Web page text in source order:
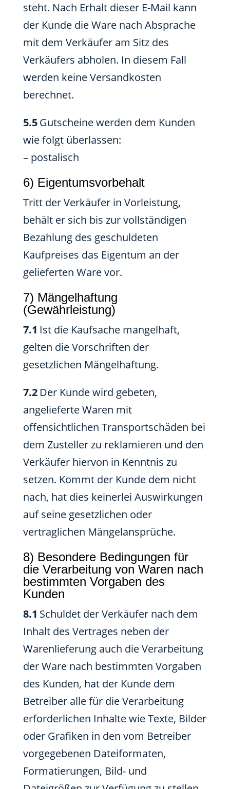
steht. Nach Erhalt dieser E-Mail kann
der Kunde die Ware nach Absprache
mit dem Verkäufer am Sitz des
Verkäufers abholen. In diesem Fall
werden keine Versandkosten
berechnet.
5.5Gutscheine werden dem Kunden
wie folgt überlassen:
– postalisch
6) Eigentumsvorbehalt
Tritt der Verkäufer in Vorleistung,
behält er sich bis zur vollständigen
Bezahlung des geschuldeten
Kaufpreises das Eigentum an der
gelieferten Ware vor.
7) Mängelhaftung
(Gewährleistung)
7.1 Ist die Kaufsache mangelhaft,
gelten die Vorschriften der
gesetzlichen Mängelhaftung.
7.2 Der Kunde wird gebeten,
angelieferte Waren mit
offensichtlichen Transportschäden bei
dem Zusteller zu reklamieren und den
Verkäufer hiervon in Kenntnis zu
setzen. Kommt der Kunde dem nicht
nach, hat dies keinerlei Auswirkungen
auf seine gesetzlichen oder
vertraglichen Mängelansprüche.
8) Besondere Bedingungen für
die Verarbeitung von Waren nach
bestimmten Vorgaben des
Kunden
8.1 Schuldet der Verkäufer nach dem
Inhalt des Vertrages neben der
Warenlieferung auch die Verarbeitung
der Ware nach bestimmten Vorgaben
des Kunden, hat der Kunde dem
Betreiber alle für die Verarbeitung
erforderlichen Inhalte wie Texte, Bilder
oder Grafiken in den vom Betreiber
vorgegebenen Dateiformaten,
Formatierungen, Bild- und